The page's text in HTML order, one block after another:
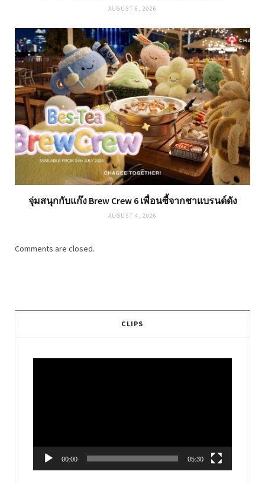
AUGUST 6, 2026
จุ่มสนุกกับแก๊ง Brew Crew 6 เพื่อนซี้จากชาแบรนด์ดัง
AUGUST 4, 2026
Comments are closed.
CLIPS
00:00 05:30